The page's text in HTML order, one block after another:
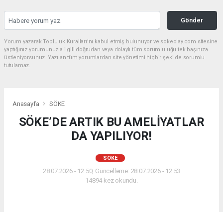
Gönder
Yorum yazarak Topluluk Kuralları’nı kabul etmiş bulunuyor ve sokeolay.com sitesine
yaptığınız yorumunuzla ilgili doğrudan veya dolaylı tüm sorumluluğu tek başınıza
üstleniyorsunuz. Yazılan tüm yorumlardan site yönetimi hiçbir şekilde sorumlu
tutulamaz.
Anasayfa SÖKE
SÖKE’DE ARTIK BU AMELİYATLAR
DA YAPILIYOR!
SÖKE
28.07.2026 - 12:50, Güncelleme: 28.07.2026 - 12:53
14894 kez okundu.